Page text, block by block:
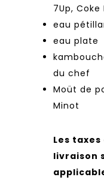
7Up,
eau
eau plate
du chef
Moüt de
Minot
Les
livraison